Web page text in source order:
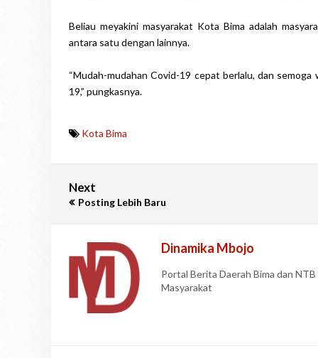
Beliau meyakini masyarakat Kota Bima adalah
antara satu dengan lainnya.
“Mudah-mudahan Covid-19 cepat berlalu, dan
19,” pungkasnya.
Kota Bima
Next
Posting Lebih Baru
Dinamika Mbojo
Portal Berita Daerah Bima dan
Masyarakat